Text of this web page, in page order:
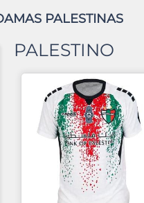
PALESTINAS
PALESTINO